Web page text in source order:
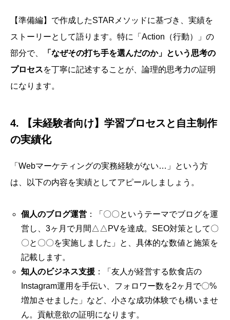
【準備編】で作成したSTARメソッドに基づき、実績を
ストーリーとして語ります。特に「Action（行動）」の
部分で、
「なぜその打ち手を選んだのか」という思考の
プロセスを丁寧に記述することが、論理的思考力の証明
になります。
4. 【未経験者向け】学習プロセスと自主制作
の実績化
「Webマーケティングの実務経験がない…」という方
は、以下の内容を実績としてアピールしましょう。
個人のブログ運営：「〇〇というテーマでブログを運
営し、3ヶ月で月間△△PVを達成。SEO対策として〇
〇と〇〇を実施しました」と、具体的な数値と施策を
記載します。
知人のビジネス支援：「友人が経営する飲食店の
Instagram運用を手伝い、フォロワー数を2ヶ月で〇%
増加させました」など、小さな成功体験でも構いませ
ん。貢献意欲の証明になります。